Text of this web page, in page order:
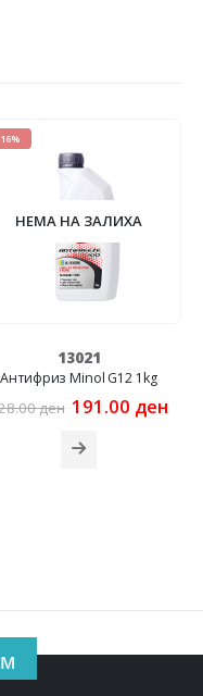
1kg
денCurrent
is:
191.00 ден.
Брзосушив